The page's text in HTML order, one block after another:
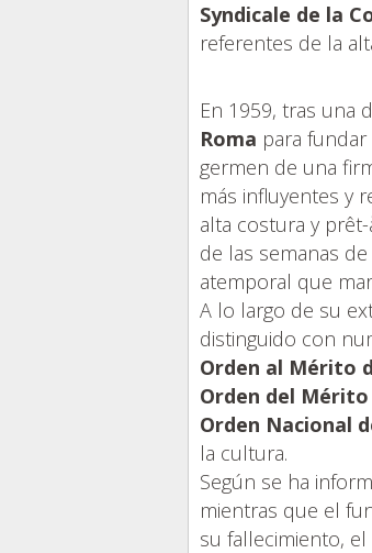
Syndicale de la
referentes de la
En 1959, tras una
Roma para
germen de una
más influyentes y
alta costura y
de las semanas
atemporal que
A lo largo de su
distinguido con
Orden al Mérito
Orden del
Orden Nacional
la cultura.
Según se ha
mientras que el
su fallecimiento,